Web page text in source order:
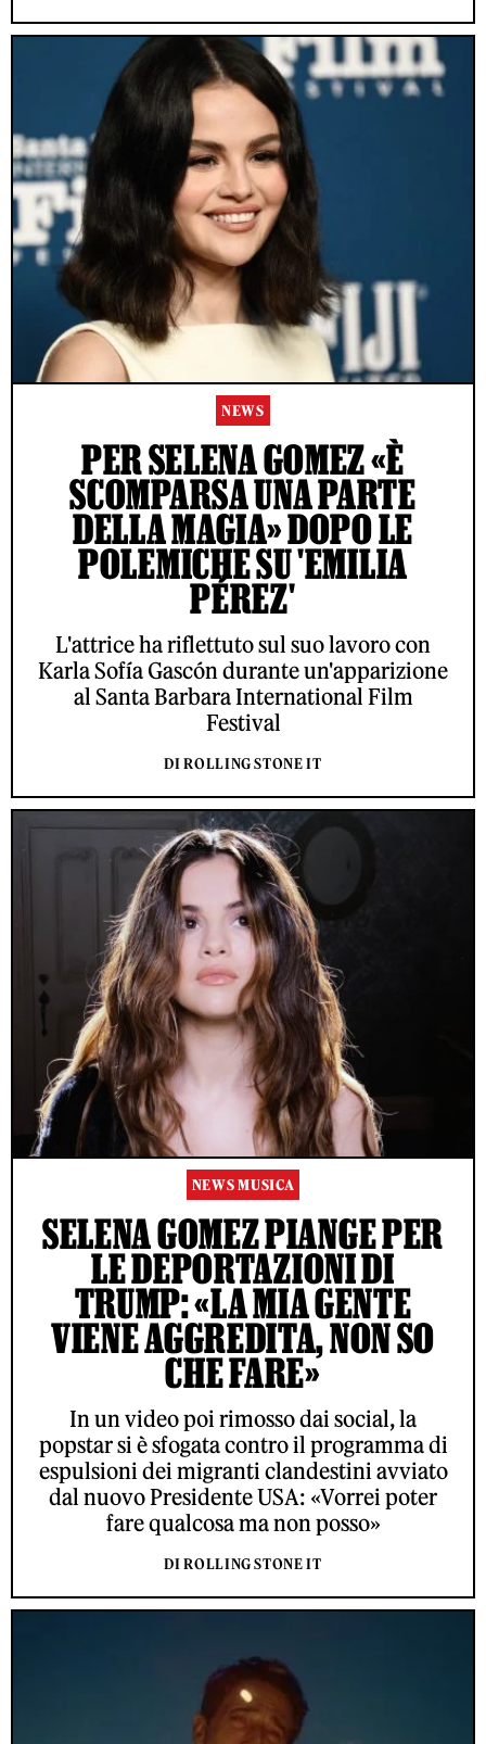
NEWS
PER SELENA GOMEZ «È
SCOMPARSA UNA PARTE
DELLA MAGIA» DOPO LE
POLEMICHE SU 'EMILIA
PÉREZ'
L'attrice ha riflettuto sul suo lavoro con
Karla Sofía Gascón durante un'apparizione
al Santa Barbara International Film
Festival
DI ROLLING STONE IT
NEWS MUSICA
SELENA GOMEZ PIANGE PER
LE DEPORTAZIONI DI
TRUMP: «LA MIA GENTE
VIENE AGGREDITA, NON SO
CHE FARE»
In un video poi rimosso dai social, la
popstar si è sfogata contro il programma di
espulsioni dei migranti clandestini avviato
dal nuovo Presidente USA: «Vorrei poter
fare qualcosa ma non posso»
DI ROLLING STONE IT